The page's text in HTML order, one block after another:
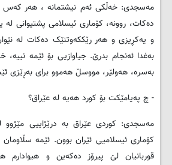
مەسجدی: خەڵکی ئەم نیشتمانە ، هەر کەس
دەکات، روونە، کۆماری ئیسلامی پشتیوانی لە
و یەکڕیزی و هەر رێککەوتنێک دەکات لە
بەغدا ئەنجام بدرێ. جیاوازیی بۆ ئێمە
بەسرە، هەولێر، مووسڵ هەموو برای بەڕێزی
- چ پەیامێکت بۆ کورد هەیە لە عێراق؟
مەسجدی: کوردی عێراق بە درێژاییی مێژوو
کۆماری ئیسلامیی ئێران بوون. ئێمە
قوربانیان لێ پیرۆز دەکەین و